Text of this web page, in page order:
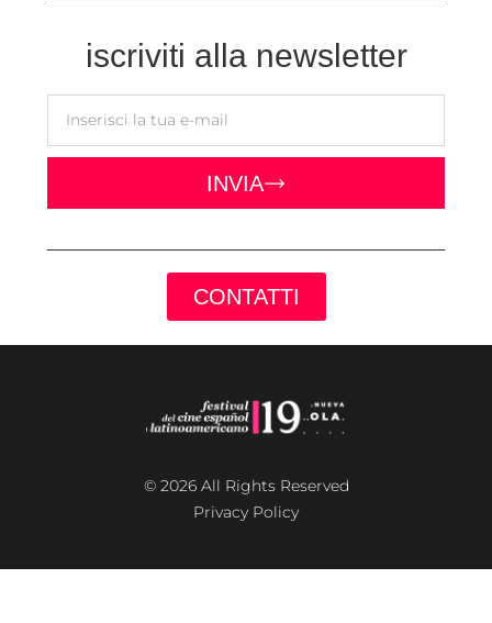
iscriviti alla newsletter
INVIA
CONTATTI
© 2026 All Rights Reserved
Privacy Policy